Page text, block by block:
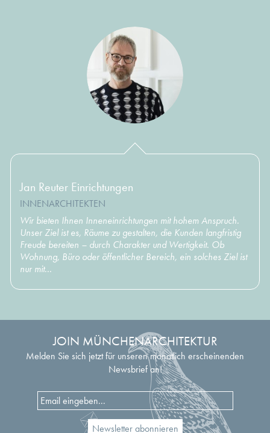
Jan Reuter Einrichtungen
INNENARCHITEKTEN
Wir bieten Ihnen Inneneinrichtungen mit hohem Anspruch.
Unser Ziel ist es, Räume zu gestalten, die Kunden langfristig
Freude bereiten – durch Charakter und Wertigkeit. Ob
Wohnung, Büro oder öffentlicher Bereich, ein solches Ziel ist
nur mit...
JOIN MÜNCHENARCHITEKTUR
Melden Sie sich jetzt für unseren monatlich erscheinenden
Newsbrief an!